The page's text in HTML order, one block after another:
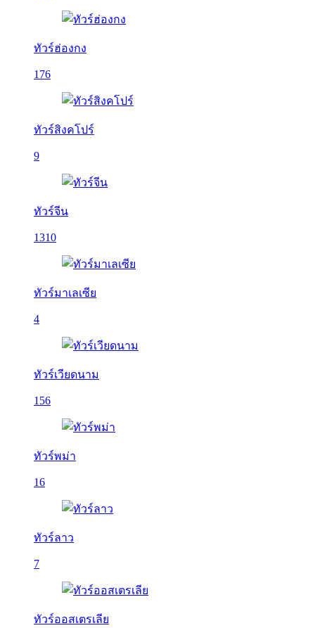
ทัวร์ฮ่องกง
176
ทัวร์สิงคโปร์
9
ทัวร์จีน
1310
ทัวร์มาเลเซีย
4
ทัวร์เวียดนาม
156
ทัวร์พม่า
16
ทัวร์ลาว
7
ทัวร์ออสเตรเลีย